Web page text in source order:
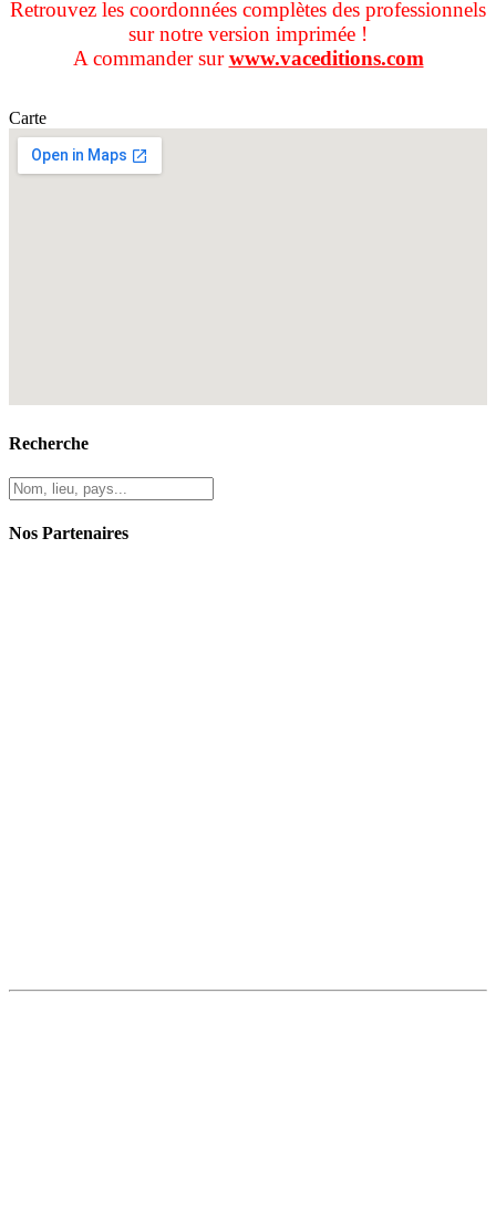
Retrouvez les coordonnées complètes des professionnels
sur notre version imprimée !
A commander surwww.vaceditions.com
Carte
Recherche
Nos Partenaires